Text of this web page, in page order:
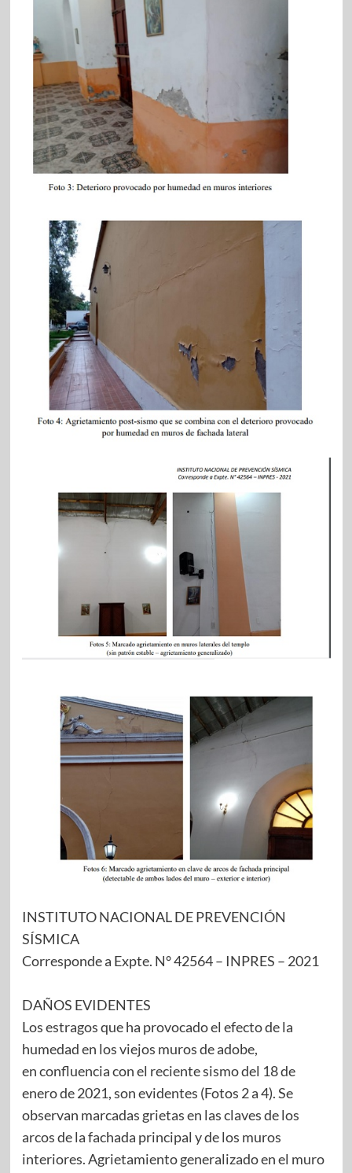
INSTITUTO NACIONAL DE PREVENCIÓN
SÍSMICA
Corresponde a Expte. N° 42564 – INPRES – 2021
DAÑOS EVIDENTES
Los estragos que ha provocado el efecto de la
humedad en los viejos muros de adobe,
en confluencia con el reciente sismo del 18 de
enero de 2021, son evidentes (Fotos 2 a 4). Se
observan marcadas grietas en las claves de los
arcos de la fachada principal y de los muros
interiores. Agrietamiento generalizado en el muro